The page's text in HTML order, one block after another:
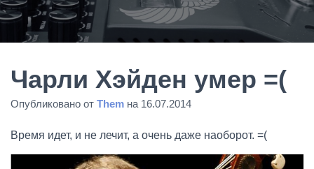
Ч
И
Ь
Чарли Хэйден умер =(
Опубликовано от Them на 16.07.2014
Время идет, и не лечит, а очень даже наоборот. =(